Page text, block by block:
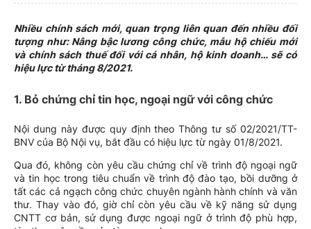
Nhiều chính sách mới, quan trọng liên quan đến nhiều đối
tượng như: Nâng bậc lương công chức, mẫu hộ chiếu mới
và chính sách thuế đối với cá nhân, hộ kinh doanh… sẽ có
hiệu lực từ tháng 8/2021.
1. Bỏ chứng chỉ tin học, ngoại ngữ với công chức
Nội dung này được quy định theo Thông tư số 02/2021/TT-
BNV của Bộ Nội vụ, bắt đầu có hiệu lực từ ngày 01/8/2021.
Qua đó, không còn yêu cầu chứng chỉ về trình độ ngoại ngữ
và tin học trong tiêu chuẩn về trình độ đào tạo, bồi dưỡng ở
tất các cả ngạch công chức chuyên ngành hành chính và văn
thư. Thay vào đó, giờ chỉ còn yêu cầu về kỹ năng sử dụng
CNTT cơ bản, sử dụng được ngoại ngữ ở trình độ phù hợp,